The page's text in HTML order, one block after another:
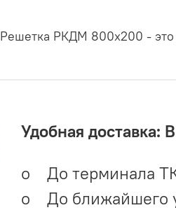
Решетка РКДМ 800x200 - это
Удобная доставка:
o До терминала
o До ближайшего